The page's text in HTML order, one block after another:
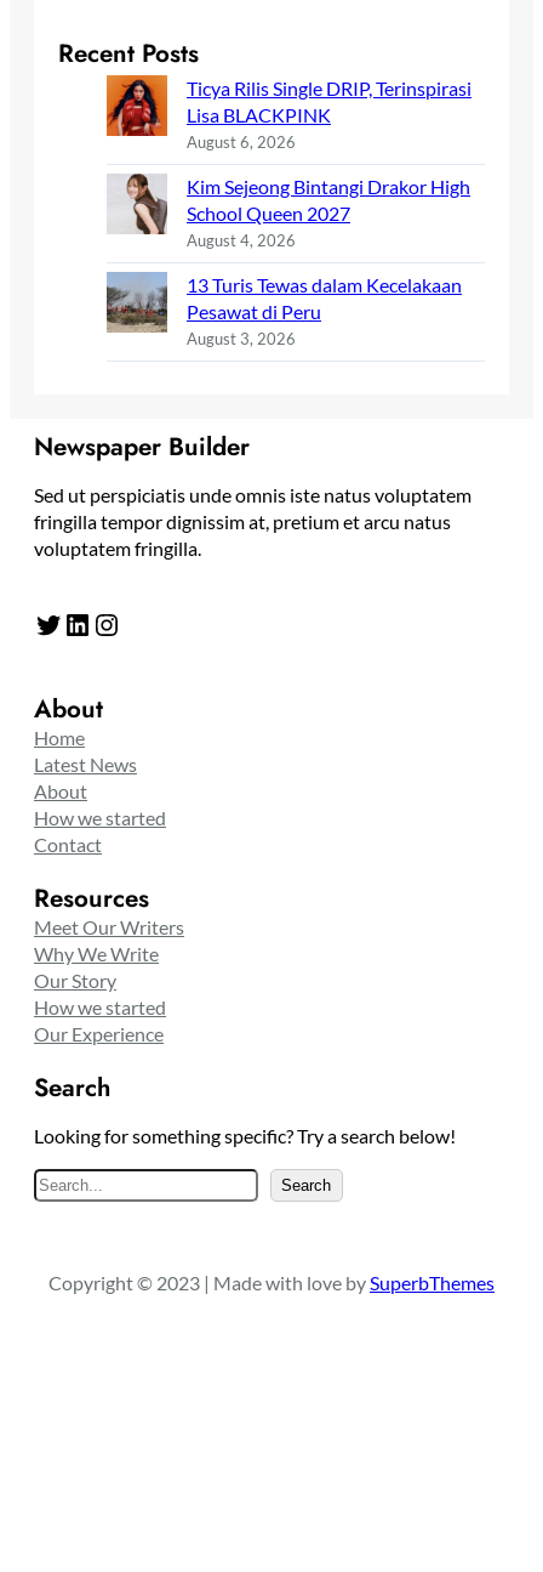
Recent Posts
Ticya Rilis Single DRIP, Terinspirasi
Lisa BLACKPINK
August 6, 2026
Kim Sejeong Bintangi Drakor High
School Queen 2027
August 4, 2026
13 Turis Tewas dalam Kecelakaan
Pesawat di Peru
August 3, 2026
Newspaper Builder
Sed ut perspiciatis unde omnis iste natus voluptatem
fringilla tempor dignissim at, pretium et arcu natus
voluptatem fringilla.
Twitter LinkedIn Instagram
About
Home
Latest News
About
How we started
Contact
Resources
Meet Our Writers
Why We Write
Our Story
How we started
Our Experience
Search
Looking for something specific? Try a search below!
e
c
Search
Copyright © 2023 | Made with love bySuperbThemes